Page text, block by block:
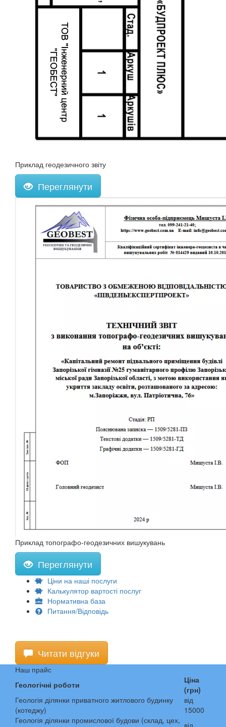
Приклад геодезичного звіту
Переглянути
Приклад топографо-геодезичних вишукувань
Переглянути
Ціни на наші послуги
Калькулятор вартості послуг
Нормативна база
Питання/Відповідь
Читати відгуки
Наш прайс
Геологічні роботи
Ціна
(грн)
Геологія ділянки приватного житлового будинку
(котеджу)
від
15000
Геологія ділянки промислової будови (склад, цех, від